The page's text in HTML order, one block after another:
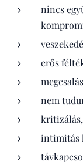
nincs
erős
nem
kritizálás,
intimitás